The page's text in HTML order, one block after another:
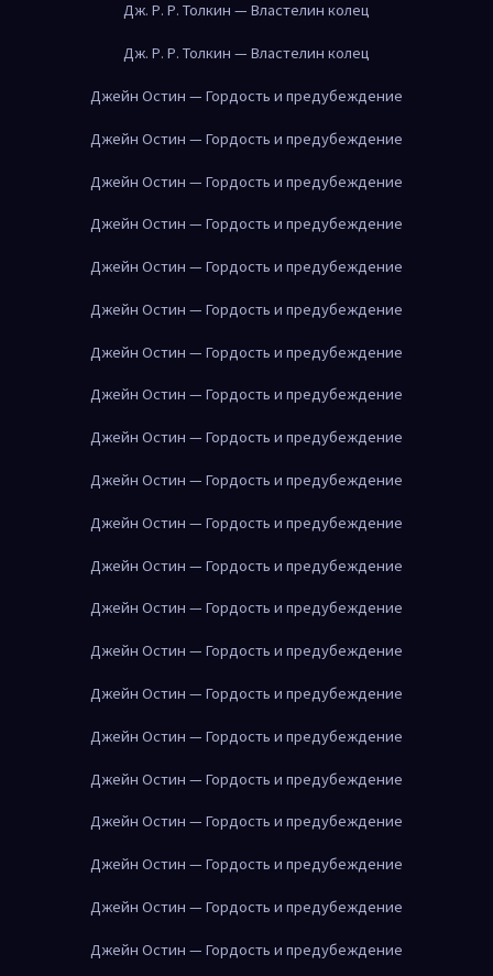
Дж. Р. Р. Толкин — Властелин колец
Дж. Р. Р. Толкин — Властелин колец
Джейн Остин — Гордость и предубеждение
Джейн Остин — Гордость и предубеждение
Джейн Остин — Гордость и предубеждение
Джейн Остин — Гордость и предубеждение
Джейн Остин — Гордость и предубеждение
Джейн Остин — Гордость и предубеждение
Джейн Остин — Гордость и предубеждение
Джейн Остин — Гордость и предубеждение
Джейн Остин — Гордость и предубеждение
Джейн Остин — Гордость и предубеждение
Джейн Остин — Гордость и предубеждение
Джейн Остин — Гордость и предубеждение
Джейн Остин — Гордость и предубеждение
Джейн Остин — Гордость и предубеждение
Джейн Остин — Гордость и предубеждение
Джейн Остин — Гордость и предубеждение
Джейн Остин — Гордость и предубеждение
Джейн Остин — Гордость и предубеждение
Джейн Остин — Гордость и предубеждение
Джейн Остин — Гордость и предубеждение
Джейн Остин — Гордость и предубеждение